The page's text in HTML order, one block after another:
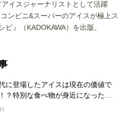
イスジャーナリストとして活躍
ンビニ&スーパーのアイスが極上ス
』（KADOKAWA）を出版。
に登場したアイスは現在の価値で
？特別な食べ物が身近になった日
スクリームの歴史